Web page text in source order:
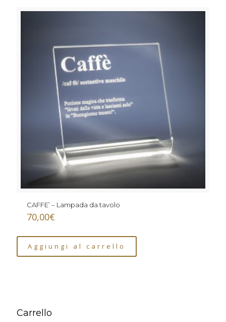
CAFFE’ – Lampada da tavolo
70,00€
Aggiungi al carrello
Carrello